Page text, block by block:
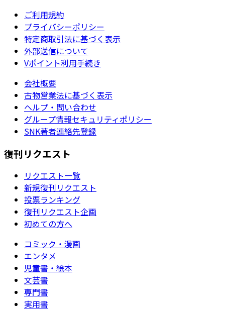
ご利用規約
プライバシーポリシー
特定商取引法に基づく表示
外部送信について
Vポイント利用手続き
会社概要
古物営業法に基づく表示
ヘルプ・問い合わせ
グループ情報セキュリティポリシー
SNK著者連絡先登録
復刊リクエスト
リクエスト一覧
新規復刊リクエスト
投票ランキング
復刊リクエスト企画
初めての方へ
コミック・漫画
エンタメ
児童書・絵本
文芸書
専門書
実用書